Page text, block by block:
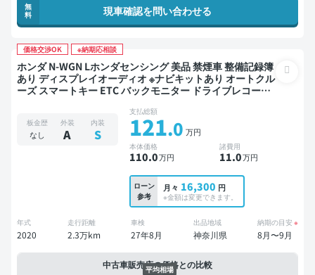
無
料
現車確認を問い合わせる
価格交渉OK ※納期応相談
ホンダ N-WGN Lホンダセンシング 美品 禁煙車 整備記録簿
あり ディスプレイオーディオ ※ナビキットあり オートクル
ーズ スマートキー ETC バックモニター ドライブレコーダ
板金歴
なし
外装
A
内装
S
支払総額
121.0 万円
本体価格
110.0万円
諸費用
11.0万円
ローン
参考
月々 16,300 円
※金額は変更できます。
年式
2020
走行距離
2.3万km
車検
27年8月
出品地域
神奈川県
納期の目安 ※
8月〜9月
中古車販売店の価格との比較
平均相場